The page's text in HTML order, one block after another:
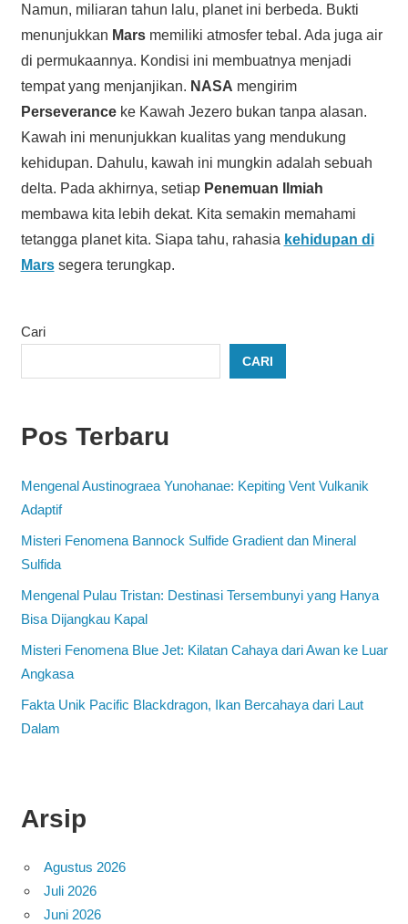
Namun, miliaran tahun lalu, planet ini berbeda. Bukti
menunjukkan Marsmemiliki atmosfer tebal. Ada juga air
di permukaannya. Kondisi ini membuatnya menjadi
tempat yang menjanjikan. NASA mengirim
Perseveranceke Kawah Jezero bukan tanpa alasan.
Kawah ini menunjukkan kualitas yang mendukung
kehidupan. Dahulu, kawah ini mungkin adalah sebuah
delta. Pada akhirnya, setiap Penemuan Ilmiah
membawa kita lebih dekat. Kita semakin memahami
tetangga planet kita. Siapa tahu, rahasia kehidupan di
Marssegera terungkap.
Cari
CARI
Pos Terbaru
Mengenal Austinograea Yunohanae: Kepiting Vent Vulkanik
Adaptif
Misteri Fenomena Bannock Sulfide Gradient dan Mineral
Sulfida
Mengenal Pulau Tristan: Destinasi Tersembunyi yang Hanya
Bisa Dijangkau Kapal
Misteri Fenomena Blue Jet: Kilatan Cahaya dari Awan ke Luar
Angkasa
Fakta Unik Pacific Blackdragon, Ikan Bercahaya dari Laut
Dalam
Arsip
Agustus 2026
Juli 2026
Juni 2026